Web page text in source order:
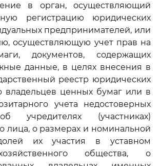
в орган, осуществляющий
регистрацию юридических
предпринимателей, или
осуществляющую учет прав на
документов, содержащих
данные, в целях внесения в
реестр юридических
владельцев ценных бумаг или в
учета недостоверных
учредителях (участниках)
лица, о размерах и номинальной
их участия в уставном
общества, о